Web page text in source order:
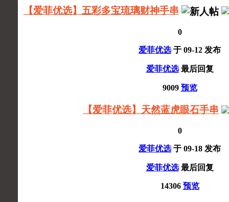
【爱菲优选】五彩多宝琉璃财神手串
0
爱菲优选于 09-12 发布
爱菲优选最后回复
9009 预览
【爱菲优选】天然蓝虎眼石手串
0
爱菲优选于 09-18 发布
爱菲优选最后回复
14306 预览